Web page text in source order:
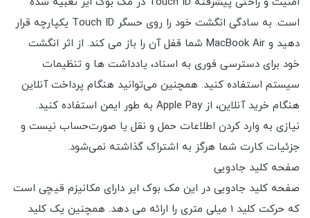
است. به سادگی انگشت خود را روی حسگر Touch ID یکپارچه قرار
دهید و MacBook Air شما قفل آن را باز می کند. از اثر انگشت
خود برای دسترسی فوری به اسناد، یادداشت ها و تنظیمات
سیستم استفاده کنید. همچنین می‌توانید هنگام پرداخت آنلاین
هنگام خرید آنلاین، از Apple Pay به طور ایمن استفاده کنید.
نیازی به وارد کردن اطلاعات حمل و نقل یا صورت‌حساب نیست و
جزئیات کارت شما هرگز به اشتراک گذاشته نمی‌شود.
صفحه کلید جادویی
صفحه کلید جادویی در این مک بوک ایر دارای مکانیزم قیچی است
که حرکت کلید 1 میلی متری را ارائه می دهد. همچنین یک کلید